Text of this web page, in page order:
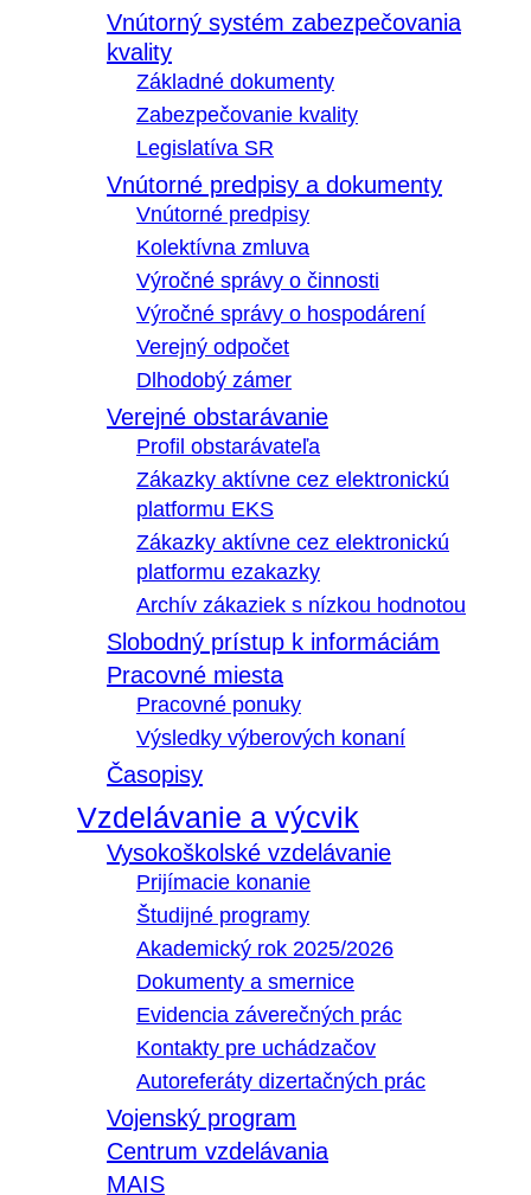
Vnútorný systém zabezpečovania
kvality
Základné dokumenty
Zabezpečovanie kvality
Legislatíva SR
Vnútorné predpisy a dokumenty
Vnútorné predpisy
Kolektívna zmluva
Výročné správy o činnosti
Výročné správy o hospodárení
Verejný odpočet
Dlhodobý zámer
Verejné obstarávanie
Profil obstarávateľa
Zákazky aktívne cez elektronickú
platformu EKS
Zákazky aktívne cez elektronickú
platformu ezakazky
Archív zákaziek s nízkou hodnotou
Slobodný prístup k informáciám
Pracovné miesta
Pracovné ponuky
Výsledky výberových konaní
Časopisy
Vzdelávanie a výcvik
Vysokoškolské vzdelávanie
Prijímacie konanie
Študijné programy
Akademický rok 2025/2026
Dokumenty a smernice
Evidencia záverečných prác
Kontakty pre uchádzačov
Autoreferáty dizertačných prác
Vojenský program
Centrum vzdelávania
MAIS